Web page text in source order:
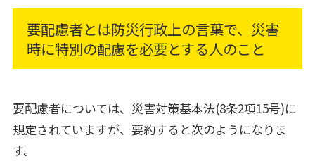
要配慮者とは防災行政上の言葉で、災害
時に特別の配慮を必要とする人のこと
要配慮者については、災害対策基本法(8条2項15号)に
規定されていますが、要約すると次のようになりま
す。